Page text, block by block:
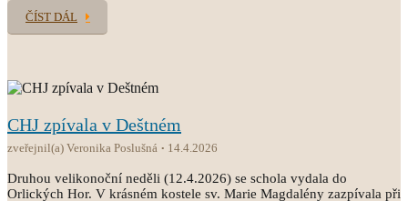
ČÍST DÁL
CHJ zpívala v Deštném
zveřejnil(a) Veronika Poslušná 14.4.2026
Druhou velikonoční neděli (12.4.2026) se schola vydala do
Orlických Hor. V krásném kostele sv. Marie Magdalény zazpívala při